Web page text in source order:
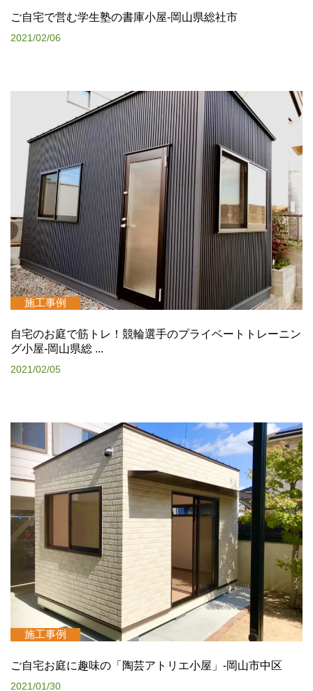
ご自宅で営む学生塾の書庫小屋-岡山県総社市
2021/02/06
施工事例
自宅のお庭で筋トレ！競輪選手のプライベートトレーニン
グ小屋-岡山県総 ...
2021/02/05
施工事例
ご自宅お庭に趣味の「陶芸アトリエ小屋」-岡山市中区
2021/01/30